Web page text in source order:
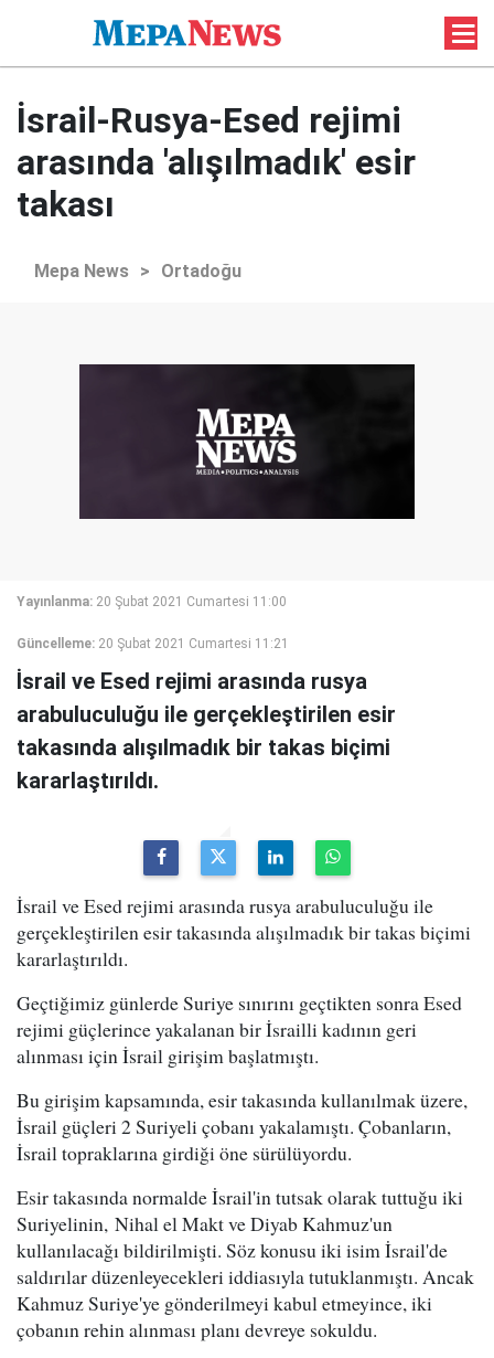
İsrail-Rusya-Esed rejimi
arasında 'alışılmadık' esir
takası
Mepa News > Ortadoğu
Yayınlanma: 20 Şubat 2021 Cumartesi 11:00
Güncelleme: 20 Şubat 2021 Cumartesi 11:21
İsrail ve Esed rejimi arasında rusya
arabuluculuğu ile gerçekleştirilen esir
takasında alışılmadık bir takas biçimi
kararlaştırıldı.
İsrail ve Esed rejimi arasında rusya arabuluculuğu ile
gerçekleştirilen esir takasında alışılmadık bir takas biçimi
kararlaştırıldı.
Geçtiğimiz günlerde Suriye sınırını geçtikten sonra Esed
rejimi güçlerince yakalanan bir İsrailli kadının geri
alınması için İsrail girişim başlatmıştı.
Bu girişim kapsamında, esir takasında kullanılmak üzere,
İsrail güçleri 2 Suriyeli çobanı yakalamıştı. Çobanların,
İsrail topraklarına girdiği öne sürülüyordu.
Esir takasında normalde İsrail'in tutsak olarak tuttuğu iki
Suriyelinin, Nihal el Makt ve Diyab Kahmuz'un
kullanılacağı bildirilmişti. Söz konusu iki isim İsrail'de
saldırılar düzenleyecekleri iddiasıyla tutuklanmıştı. Ancak
Kahmuz Suriye'ye gönderilmeyi kabul etmeyince, iki
çobanın rehin alınması planı devreye sokuldu.